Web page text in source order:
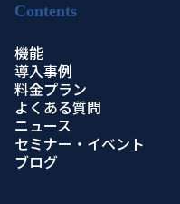
Contents
機能
導入事例
料金プラン
よくある質問
ニュース
セミナー・イベント
ブログ